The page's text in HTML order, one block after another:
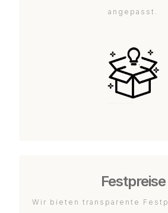
angepasst.
Festpreise
Wir bieten transparente